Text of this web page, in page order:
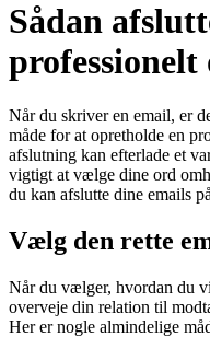
Sådan
Når du skriver en email, er
måde for at opretholde en
afslutning kan efterlade et
vigtigt at vælge dine ord
du kan afslutte dine emails
Vælg den rette
Når du vælger, hvordan du
overveje din relation til
Her er nogle almindelige